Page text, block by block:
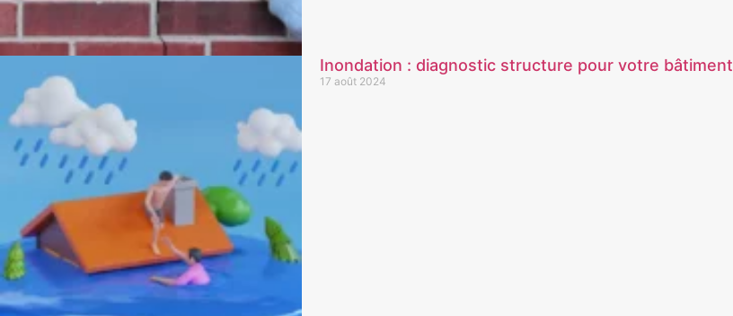
Inondation : diagnostic structure pour votre bâtiment
17 août 2024